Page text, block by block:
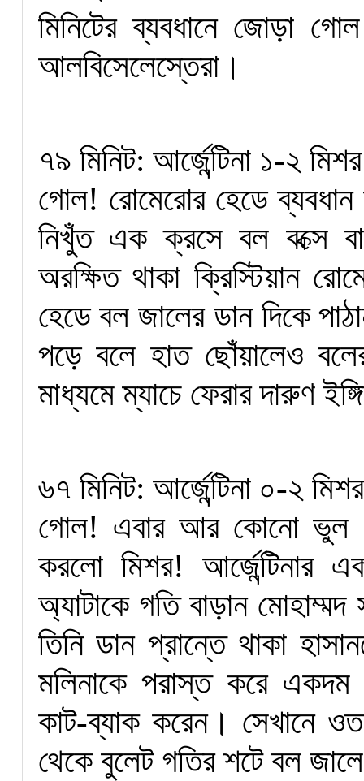
মিনিটের ব্যবধানে জোড়া
আলবিসেলেস্তেরা।
৭৯ মিনিট: আর্জেন্টিনা ১-২
গোল! রোমেরোর হেডে ব্যবধান
নিখুঁত এক ক্রসে বল বক্সে
অরক্ষিত থাকা ক্রিস্টিয়ান
হেডে বল জালের ডান দিকে
পড়ে বলে হাত ছোঁয়ালেও
মাধ্যমে ম্যাচে ফেরার দারুণ
৬৭ মিনিট: আর্জেন্টিনা ০-২
গোল! এবার আর কোনো ভুল
করলো মিশর! আর্জেন্টিনার
অ্যাটাকে গতি বাড়ান মোহাম্মদ
তিনি ডান প্রান্তে থাকা
মলিনাকে পরাস্ত করে একদম
কাট-ব্যাক করেন। সেখানে
থেকে বুলেট গতির শটে বল